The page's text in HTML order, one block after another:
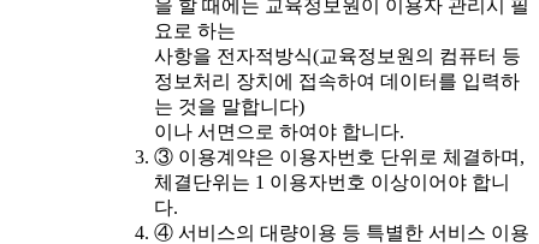
을 할 때에는 교육정보원이 이용자 관리시 필
요로 하는
사항을 전자적방식(교육정보원의 컴퓨터 등
정보처리 장치에 접속하여 데이터를 입력하
는 것을 말합니다)
이나 서면으로 하여야 합니다.
③ 이용계약은 이용자번호 단위로 체결하며,
체결단위는 1 이용자번호 이상이어야 합니
다.
④ 서비스의 대량이용 등 특별한 서비스 이용